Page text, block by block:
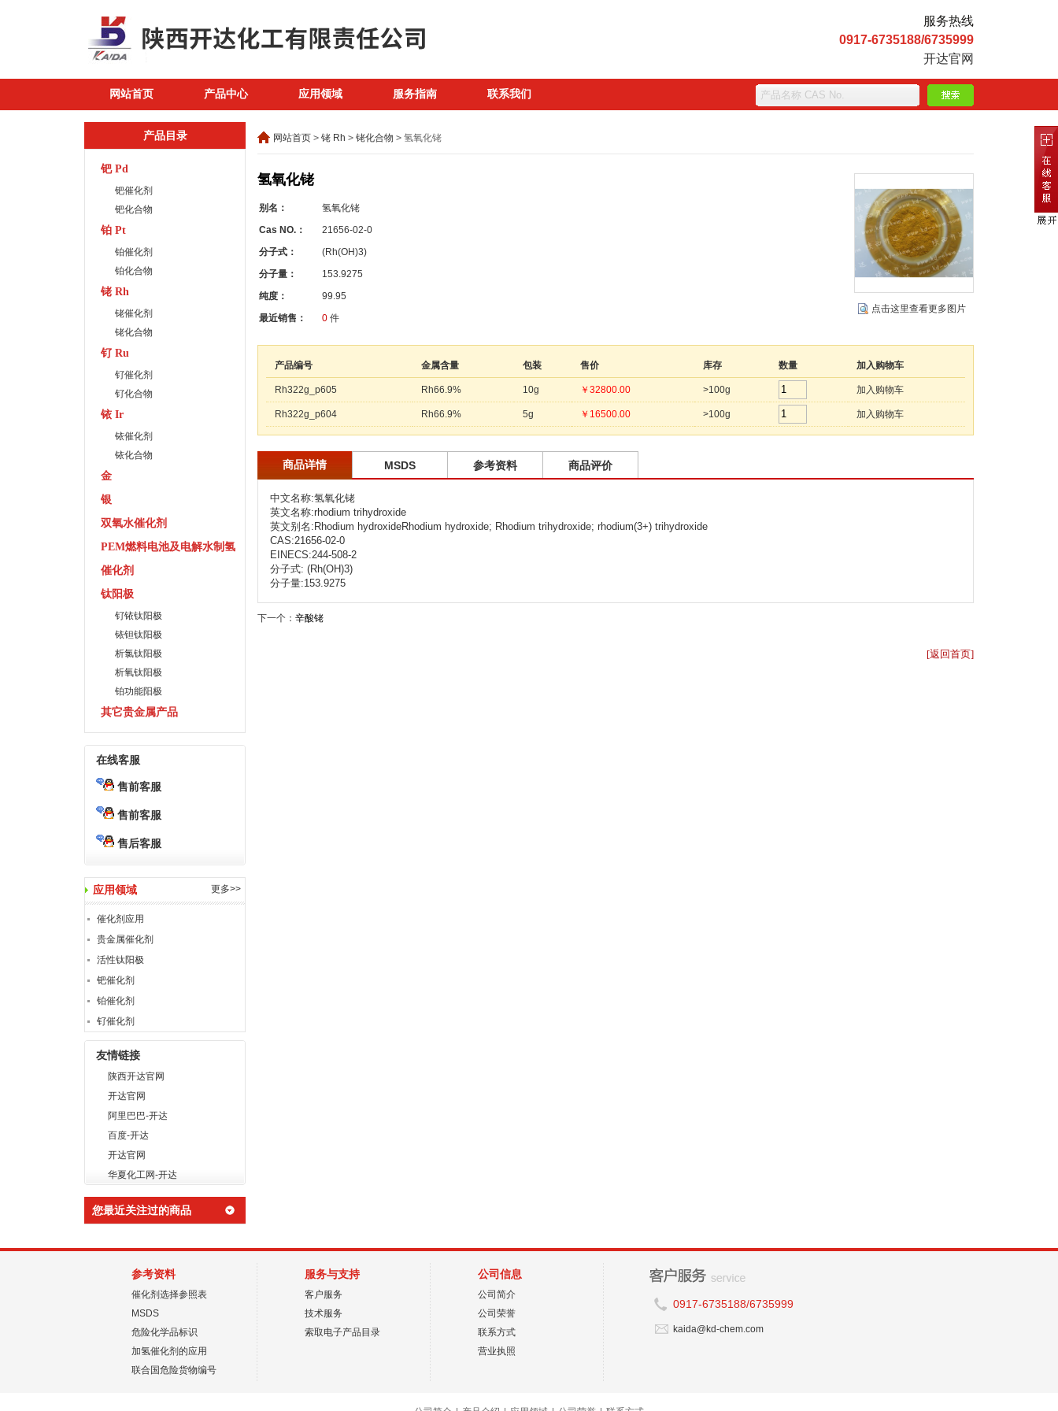
服务热线
0917-6735188/6735999
开达官网
网站首页 产品中心 应用领域 服务指南 联系我们
产品目录
钯 Pd
钯催化剂
钯化合物
铂 Pt
铂催化剂
铂化合物
铑 Rh
铑催化剂
铑化合物
钌 Ru
钌催化剂
钌化合物
铱 Ir
铱催化剂
铱化合物
金
银
双氧水催化剂
PEM燃料电池及电解水制氢
催化剂
钛阳极
钌铱钛阳极
铱钽钛阳极
析氯钛阳极
析氧钛阳极
铂功能阳极
其它贵金属产品
在线客服
售前客服
售前客服
售后客服
应用领域 更多>>
催化剂应用
贵金属催化剂
活性钛阳极
钯催化剂
铂催化剂
钌催化剂
友情链接
陕西开达官网
开达官网
阿里巴巴-开达
百度-开达
开达官网
华夏化工网-开达
您最近关注过的商品
网站首页 > 铑 Rh > 铑化合物 > 氢氧化铑
点击这里查看更多图片
氢氧化铑
别名：
氢氧化铑
Cas NO.：
21656-02-0
分子式：
(Rh(OH)3)
分子量：
153.9275
纯度：
99.95
最近销售：
0 件
产品编号 金属含量 包装 售价 库存 数量 加入购物车
Rh322g_p605 Rh66.9% 10g ￥ 32800.00 >100g 加入购物车
Rh322g_p604 Rh66.9% 5g ￥ 16500.00 >100g 加入购物车
商品详情 MSDS 参考资料 商品评价
中文名称:氢氧化铑
英文名称:rhodium trihydroxide
英文别名:Rhodium hydroxideRhodium hydroxide; Rhodium trihydroxide; rhodium(3+) trihydroxide
CAS:21656-02-0
EINECS:244-508-2
分子式: (Rh(OH)3)
分子量:153.9275
下一个： 辛酸铑
[返回首页]
参考资料
催化剂选择参照表
MSDS
危险化学品标识
加氢催化剂的应用
联合国危险货物编号
服务与支持
客户服务
技术服务
索取电子产品目录
公司信息
公司简介
公司荣誉
联系方式
营业执照
0917-6735188/6735999
kaida@kd-chem.com